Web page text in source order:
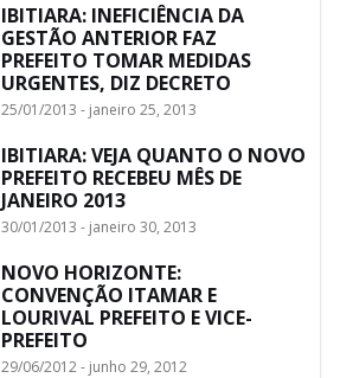
IBITIARA: INEFICIÊNCIA DA
GESTÃO ANTERIOR FAZ
PREFEITO TOMAR MEDIDAS
URGENTES, DIZ DECRETO
25/01/2013 - janeiro 25, 2013
IBITIARA: VEJA QUANTO O NOVO
PREFEITO RECEBEU MÊS DE
JANEIRO 2013
30/01/2013 - janeiro 30, 2013
NOVO HORIZONTE:
CONVENÇÃO ITAMAR E
LOURIVAL PREFEITO E VICE-
PREFEITO
29/06/2012 - junho 29, 2012